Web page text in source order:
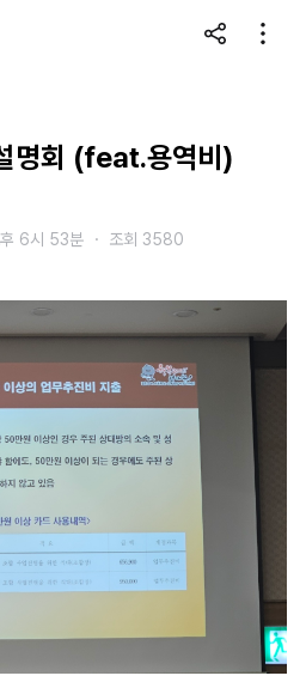
명회 (feat.용역비)
6시 53분 ・ 조회 3580